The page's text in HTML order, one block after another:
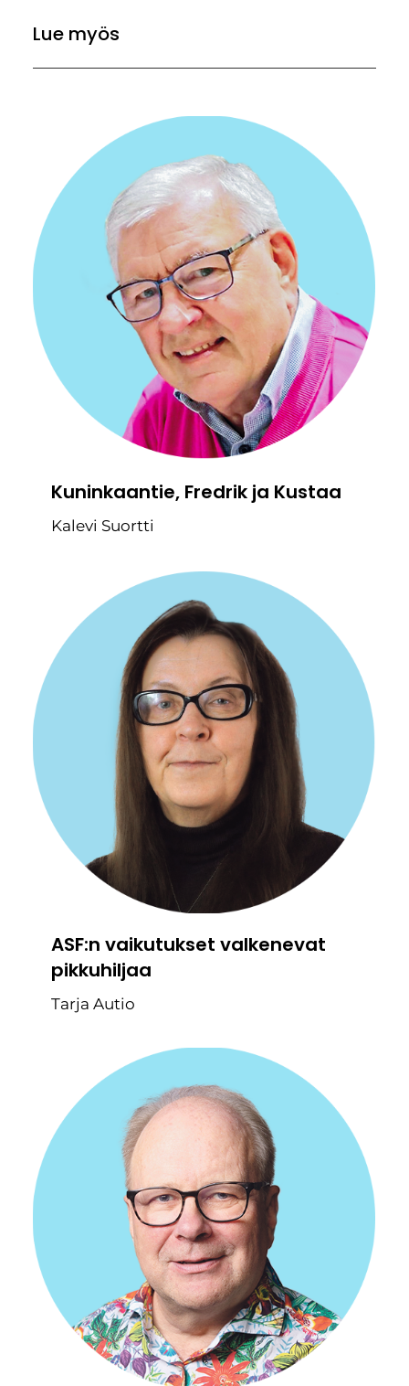
Lue myös
Kuninkaantie, Fredrik ja Kustaa
Kalevi Suortti
ASF:n vaikutukset valkenevat
pikkuhiljaa
Tarja Autio